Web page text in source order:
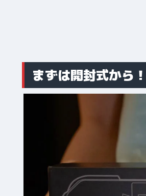
まずは開封式から！